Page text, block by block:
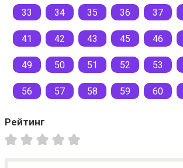
33 34 35 36 37
41 42 43 45 46
49 50 51 52 53
56 57 58 59 60
Рейтинг